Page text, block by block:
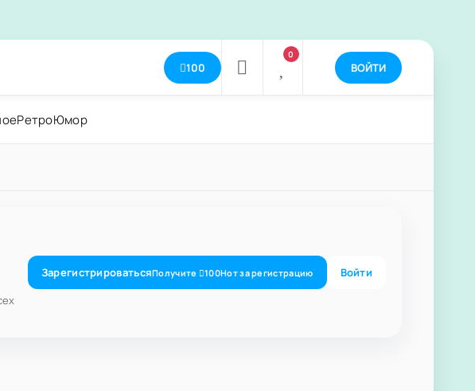
100
0
ВОЙТИ
РетроЮмор
ЗарегистрироватьсяПолучите 100Нотза регистрацию Войти